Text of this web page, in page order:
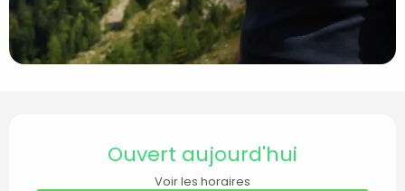
Ouverture et
Ouvert aujourd'hui
Voir les horaires